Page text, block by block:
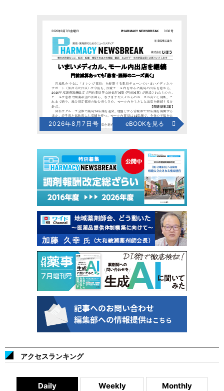
2026年8月7日号 eBOOKを見る
アクセスランキング
Daily Weekly Monthly